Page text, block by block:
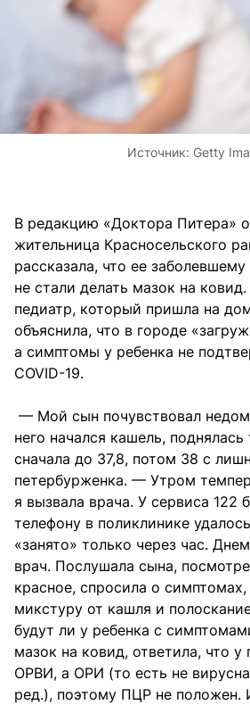
Источник: Getty
В редакцию «Доктора Питера»
жительница Красносельского
рассказала, что ее
не стали делать мазок на
педиатр, который пришла на
объяснила, что в городе
а симптомы у ребенка не
COVID-19.
— Мой сын почувствовал
него начался кашель,
сначала до 37,8, потом 38 с
петербурженка. — Утром
я вызвала врача. У сервиса 122
телефону в поликлинике
«занято» только через час.
врач. Послушала сына,
красное, спросила о симптомах,
микстуру от кашля и
будут ли у ребенка с
мазок на ковид, ответила, что
ОРВИ, а ОРИ (то есть не
ред.), поэтому ПЦР не положен.